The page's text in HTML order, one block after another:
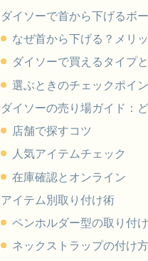
ダイソーで首から下げるボ
なぜ首から下げる？メリ
ダイソーで買えるタイプ
選ぶときのチェックポイ
ダイソーの売り場ガイド：
店舗で探すコツ
人気アイテムチェック
在庫確認とオンライン
アイテム別取り付け術
ペンホルダー型の取り付
ネックストラップの付け方